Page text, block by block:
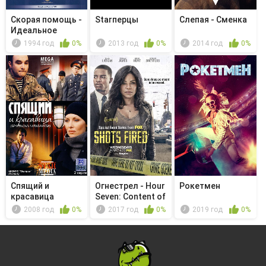
Скорая помощь -
Идеальное
соответствие
1994 год 0%
Starперцы
2013 год 0%
Слепая - Сменка
2014 год 0%
Спящий и
красавица
2008 год 0%
Огнестрел - Hour
Seven: Content of
Th...2017 год 0%
Рокетмен
2019 год 0%